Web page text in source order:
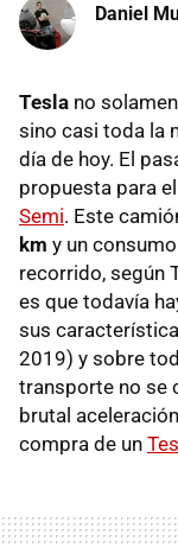
Daniel
Tesla no
sino casi toda la
día de hoy. El
propuesta para
Semi. Este
km y un
recorrido, según
es que todavía
sus
2019) y sobre
transporte no se
brutal
compra de un